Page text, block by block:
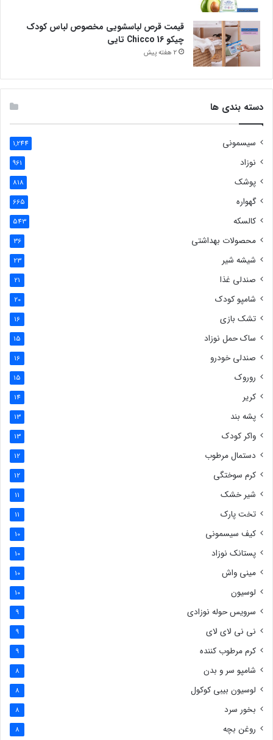
قیمت قرص لباسشویی مخصوص لباس کودک
چیکو Chicco 16 تایی
2 هفته پیش
دسته بندی ها
سیسمونی 1,244
نوزاد 961
پوشک 818
گهواره 665
کالسکه 543
محصولات بهداشتی 36
شیشه شیر 23
صندلی غذا 21
شامپو کودک 20
تشک بازی 16
ساک حمل نوزاد 15
صندلی خودرو 16
روروک 15
کریر 14
پشه بند 13
واکر کودک 13
دستمال مرطوب 12
کرم سوختگی 12
شیر خشک 11
تخت پارک 11
کیف سیسمونی 10
پستانک نوزاد 10
مینی واش 10
لوسیون 10
سرویس حوله نوزادی 9
نی نی لای لای 9
کرم مرطوب کننده 9
شامپو سر و بدن 8
لوسیون بیبی کوکول 8
بخور سرد 8
روغن بچه 8